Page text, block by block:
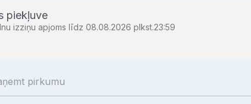
piekļuve
izziņu apjoms līdz 08.08.2026 plkst.23:59